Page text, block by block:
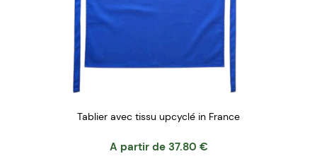
Tablier avec tissu upcyclé in France
A partir de 37.80 €